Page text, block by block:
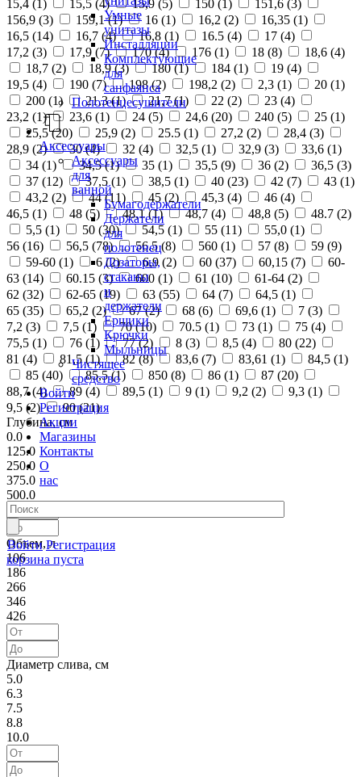
Умные
унитазы
Инсталляции
Комплектующие
для
санфаянса
Полотенцесушители
Аксессуары
Аксессуары
для
ванной
Бумагодержатели
Держатели
для
полотенец
Дозаторы,
стаканы
и
держатели
Ершики
Крючки
Мыльницы
Чистящее
средство
Войти
Регистрация
Акции
Магазины
Контакты
О
нас
Войти Регистрация
корзина пуста
15,4 (1 ) 15,5 (4) 15,9 (5) 150 (1 ) 151,6 (3)
156,9 (3) 159,1 (1) 16 (1) 16,2 (2) 16,35 (1)
16,5 (14) 16,7 (4) 16,8 (1) 16.5 (4) 17 (4)
17,2 (3) 17,9 (7) 170 (4) 176 (1) 18 (8) 18,6 (4)
18,7 (2) 18,9 (3) 180 (1) 184 (1) 19 (4)
19,5 (4) 190 (7) 198 (2) 198,2 (2) 2,3 (1) 20 (1)
200 (1) 21,3 (1) 21,7 (1) 22 (2) 23 (4)
23,2 (1) 23,6 (1) 24 (5) 24,6 (20) 240 (5) 25 (1)
25,5 (20) 25,9 (2) 25.5 (1) 27,2 (2) 28,4 (3)
28,9 (2) 30 (4) 32 (4) 32,5 (1) 32,9 (3) 33,6 (1)
34 (1) 34,5 (1) 35 (1) 35,5 (9) 36 (2) 36,5 (3)
37 (12) 37,5 (1) 38,5 (1) 40 (23) 42 (7) 43 (1)
43,2 (2) 44 (11) 45 (2) 45,3 (4) 46 (4)
46,5 (1) 48 (5) 48,1 (1) 48,7 (4) 48,8 (5) 48.7 (2)
5,5 (1) 50 (30) 54,5 (1) 55 (11) 55,0 (1)
56 (16) 56,5 (78) 56.5 (8) 560 (1) 57 (8) 59 (9)
59-60 (1) 6 (2) 6,9 (2) 60 (37) 60,15 (7)
60-
63 (14) 60.15 (3) 600 (1) 61 (10) 61-64 (2)
62 (32) 62-65 (19) 63 (55) 64 (7) 64,5 (1)
65 (35) 65,2 (2) 67 (2) 68 (6) 69,6 (1) 7 (3)
7,2 (3) 7,5 (1) 70 (10) 70.5 (1) 73 (1) 75 (4)
75,5 (1) 76 (1) 77 (2) 8 (3) 8,5 (4) 80 (22)
81 (4) 81,5 (1) 82 (8) 83,6 (7) 83,61 (1) 84,5 (1)
85 (40) 85,5 (1) 850 (8) 86 (1) 87 (20)
88,7 (4) 89 (4) 89,5 (1) 9 (1) 9,2 (2) 9,3 (1)
9,5 (2) 90 (21)
Глубина, см
0.0
125.0
250.0
375.0
500.0
Объем, л
106
186
266
346
426
Диаметр слива, см
5.0
6.3
7.5
8.8
10.0